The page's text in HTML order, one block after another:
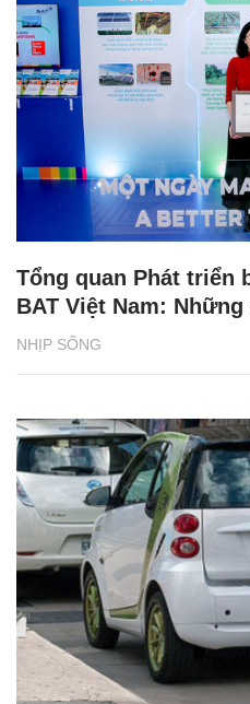
NHỊP SỐNG
Tổng quan Phát triển
BAT Việt Nam: